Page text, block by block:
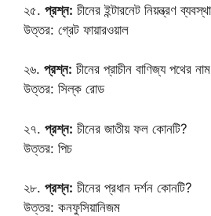
২৫. প্রশ্ন: চীনের ইন্টারনেট নিয়ন্ত্রণ
উত্তর: গ্রেট ফায়ারওয়াল
২৬. প্রশ্ন: চীনের প্রাচীন বাণিজ্য পথের
উত্তর: সিল্ক রোড
২৭. প্রশ্ন: চীনের জাতীয় ফল কোনটি?
উত্তর: পিচ
২৮. প্রশ্ন: চীনের প্রধান দর্শন কোনটি?
উত্তর: কনফুসিয়ানিজম